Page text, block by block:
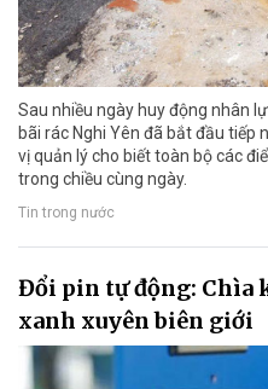
Sau nhiều ngày huy động nhân
bãi rác Nghi Yên đã bắt đầu
vị quản lý cho biết toàn bộ các
trong chiều cùng ngày.
Tin trong nước
Đổi pin tự động: Chìa
xanh xuyên biên giới